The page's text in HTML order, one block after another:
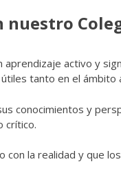
nuestro
activo y
tanto en el ámbito
conocimientos y
crítico.
la realidad y que